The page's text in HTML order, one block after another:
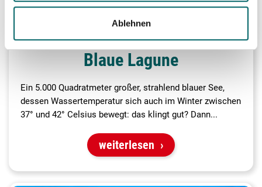
Ablehnen
Blaue Lagune
Ein 5.000 Quadratmeter großer, strahlend blauer See,
dessen Wassertemperatur sich auch im Winter zwischen
37° und 42° Celsius bewegt: das klingt gut? Dann...
weiterlesen